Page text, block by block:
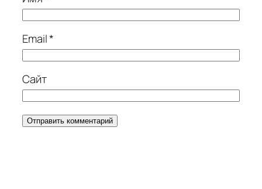
Email*
Сайт